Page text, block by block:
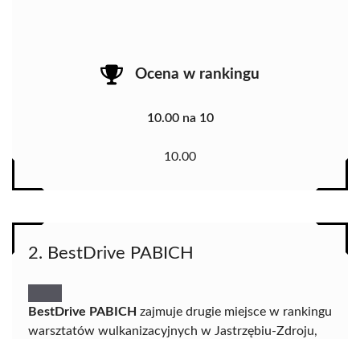
Ocena w rankingu
10.00 na 10
10.00
2. BestDrive PABICH
BestDrive PABICH zajmuje drugie miejsce w rankingu
warsztatów wulkanizacyjnych w Jastrzębiu-Zdroju,